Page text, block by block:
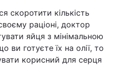
скоротити кількість
раціоні, доктор
яйця з мінімальною
ви готуєте їх на олії, то
корисний для серця